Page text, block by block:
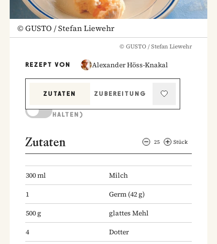
©GUSTO / Stefan Liewehr
© GUSTO / Stefan Liewehr
REZEPT VON Alexander Höss-Knakal
ZUTATEN
ZUBEREITUNG
HALTEN)
Zutaten 25 Stück
300ml
Milch
1
Germ (42 g)
500g
glattes Mehl
4
Dotter